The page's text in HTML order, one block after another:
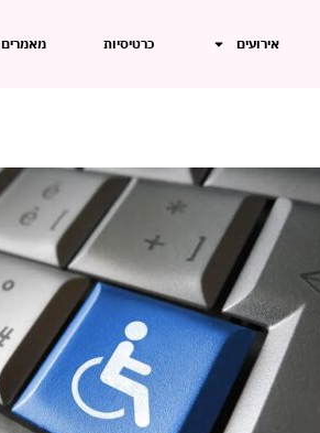
אירועים כרטיסיות מאמרים